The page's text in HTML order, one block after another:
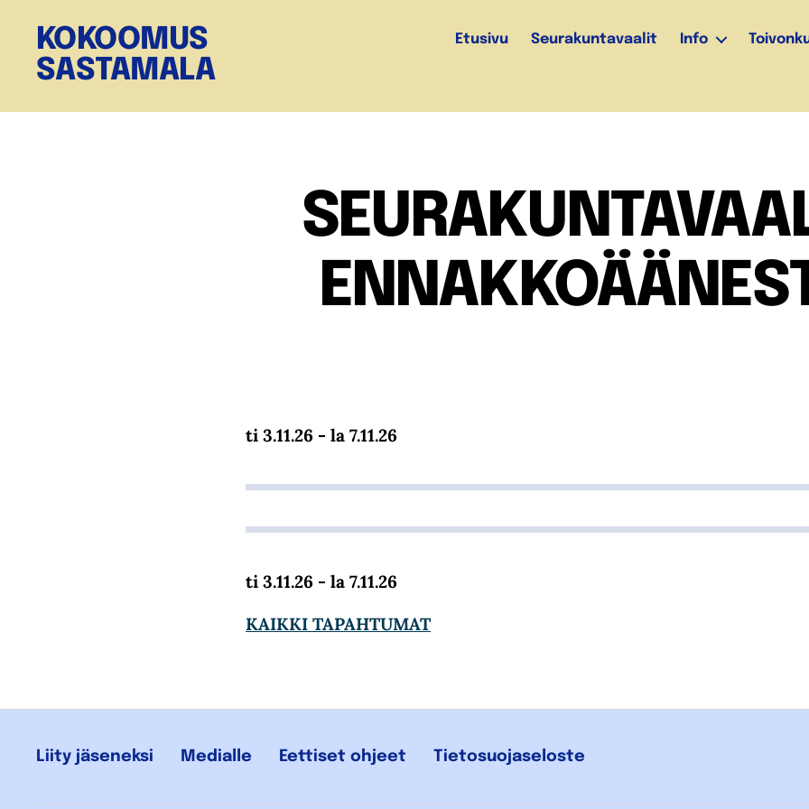
KOKOOMUS
SASTAMALA
Etusivu Seurakuntavaalit Info
ti 3.11.26 - la 7.11.26
ti 3.11.26 - la 7.11.26
KAIKKI TAPAHTUMAT
Liity jäseneksi Medialle Eettiset ohjeet Tietosuojaseloste